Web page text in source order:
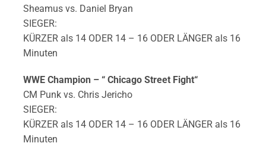
Sheamus vs. Daniel Bryan
SIEGER:
KÜRZER als 14 ODER 14 – 16 ODER LÄNGER als 16
Minuten
WWE Champion – “ Chicago Street Fight“
CM Punk vs. Chris Jericho
SIEGER:
KÜRZER als 14 ODER 14 – 16 ODER LÄNGER als 16
Minuten